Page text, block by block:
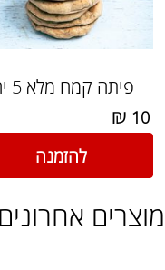
פיתה קמח מלא 5 יח'
₪ 10
להזמנה
מוצרים